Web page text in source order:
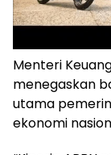
Menteri
menegaskan
utama
ekonomi